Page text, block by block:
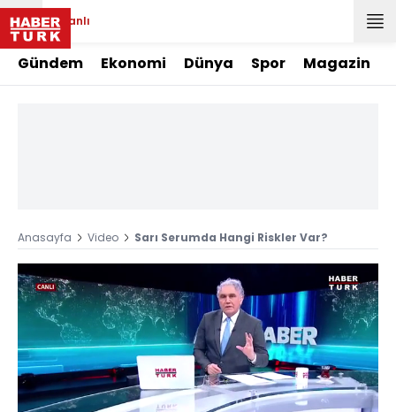
Canlı
Gündem Ekonomi Dünya Spor Magazin
Anasayfa Video Sarı Serumda Hangi Riskler Var?